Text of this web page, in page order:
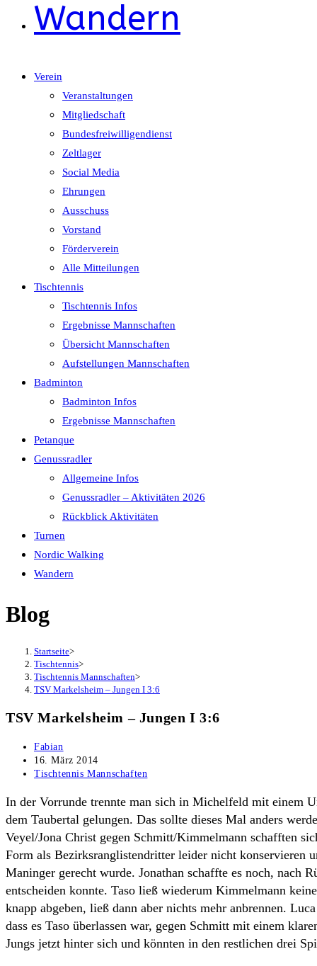
Wandern
Verein
Veranstaltungen
Mitgliedschaft
Bundesfreiwilligendienst
Zeltlager
Social Media
Ehrungen
Ausschuss
Vorstand
Förderverein
Alle Mitteilungen
Tischtennis
Tischtennis Infos
Ergebnisse Mannschaften
Übersicht Mannschaften
Aufstellungen Mannschaften
Badminton
Badminton Infos
Ergebnisse Mannschaften
Petanque
Genussradler
Allgemeine Infos
Genussradler – Aktivitäten 2026
Rückblick Aktivitäten
Turnen
Nordic Walking
Wandern
Blog
Startseite>
Tischtennis>
Tischtennis Mannschaften>
TSV Markelsheim – Jungen I 3:6
TSV Markelsheim – Jungen I 3:6
Beitrags-
Autor:
Fabian
Beitrag
veröffentlicht:
16. März 2014
Beitrags-
Tischtennis Mannschaften
In der Vorrunde trennte man sich in Michelfeld mit einem
dem Taubertal gelungen. Das sollte dieses Mal anders
Veyel/Jona Christ gegen Schmitt/Kimmelmann schafften
Form als Bezirksranglistendritter leider nicht konservieren
Maninger gerecht wurde. Jonathan schaffte es noch, nach
entscheiden konnte. Taso ließ wiederum Kimmelmann
knapp abgeben, ließ dann aber nichts mehr anbrennen.
dass es Taso überlassen war, gegen Schmitt mit einem
Jungs jetzt hinter sich und könnten in den restlichen drei